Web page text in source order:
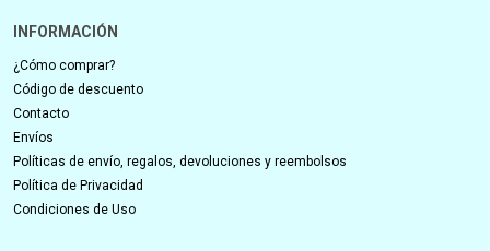
INFORMACIÓN
¿Cómo comprar?
Código de descuento
Contacto
Envíos
Políticas de envío, regalos, devoluciones y reembolsos
Política de Privacidad
Condiciones de Uso